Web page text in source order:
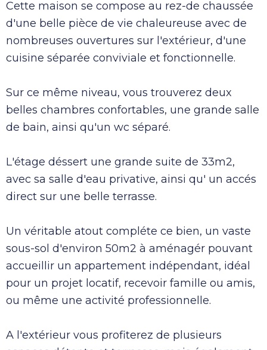
Cette maison se compose au rez-de chaussée
d'une belle pièce de vie chaleureuse avec de
nombreuses ouvertures sur l'extérieur, d'une
cuisine séparée conviviale et fonctionnelle.
Sur ce même niveau, vous trouverez deux
belles chambres confortables, une grande salle
de bain, ainsi qu'un wc séparé.
L'étage déssert une grande suite de 33m2,
avec sa salle d'eau privative, ainsi qu' un accés
direct sur une belle terrasse.
Un véritable atout compléte ce bien, un vaste
sous-sol d'environ 50m2 à aménagér pouvant
accueillir un appartement indépendant, idéal
pour un projet locatif, recevoir famille ou amis,
ou même une activité professionnelle.
A l'extérieur vous profiterez de plusieurs